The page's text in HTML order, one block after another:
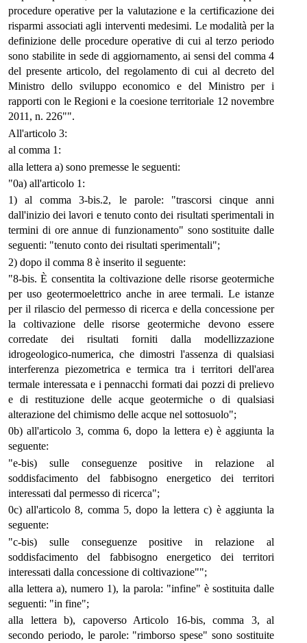
procedure operative per la valutazione e la certificazione dei
risparmi associati agli interventi medesimi. Le modalità per la
definizione delle procedure operative di cui al terzo periodo
sono stabilite in sede di aggiornamento, ai sensi del comma 4
del presente articolo, del regolamento di cui al decreto del
Ministro dello sviluppo economico e del Ministro per i
rapporti con le Regioni e la coesione territoriale 12 novembre
2011, n. 226"".
All'articolo 3:
al comma 1:
alla lettera a) sono premesse le seguenti:
"0a) all'articolo 1:
1) al comma 3-bis.2, le parole: "trascorsi cinque anni
dall'inizio dei lavori e tenuto conto dei risultati sperimentali in
termini di ore annue di funzionamento" sono sostituite dalle
seguenti: "tenuto conto dei risultati sperimentali";
2) dopo il comma 8 è inserito il seguente:
"8-bis. È consentita la coltivazione delle risorse geotermiche
per uso geotermoelettrico anche in aree termali. Le istanze
per il rilascio del permesso di ricerca e della concessione per
la coltivazione delle risorse geotermiche devono essere
corredate dei risultati forniti dalla modellizzazione
idrogeologico-numerica, che dimostri l'assenza di qualsiasi
interferenza piezometrica e termica tra i territori dell'area
termale interessata e i pennacchi formati dai pozzi di prelievo
e di restituzione delle acque geotermiche o di qualsiasi
alterazione del chimismo delle acque nel sottosuolo";
0b) all'articolo 3, comma 6, dopo la lettera e) è aggiunta la
seguente:
"e-bis) sulle conseguenze positive in relazione al
soddisfacimento del fabbisogno energetico dei territori
interessati dal permesso di ricerca";
0c) all'articolo 8, comma 5, dopo la lettera c) è aggiunta la
seguente:
"c-bis) sulle conseguenze positive in relazione al
soddisfacimento del fabbisogno energetico dei territori
interessati dalla concessione di coltivazione"";
alla lettera a), numero 1), la parola: "infine" è sostituita dalle
seguenti: "in fine";
alla lettera b), capoverso Articolo 16-bis, comma 3, al
secondo periodo, le parole: "rimborso spese" sono sostituite